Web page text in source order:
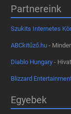
Partnereink
Szukits Internetes
ABCkitűző.hu -
Diablo Hungary -
Blizzard
Egyebek